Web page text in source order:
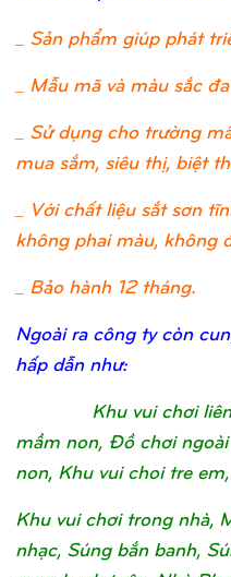
Sản phẩm giúp phát
_ Mẫu mã và màu sắc
_ Sử dụng cho trường
mua sắm, siêu thị, biệt
_ Với chất liệu sắt sơn
không phai màu, không
_ Bảo hành 12 tháng.
Ngoài ra công ty còn
hấp dẫn như:
Khu vui chơi
mầm non, Đồ chơi
non, Khu vui choi tre
Khu vui chơi trong nhà,
nhạc, Súng bắn banh,